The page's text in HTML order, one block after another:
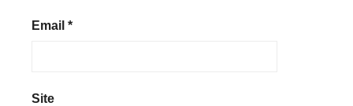
Email *
Site